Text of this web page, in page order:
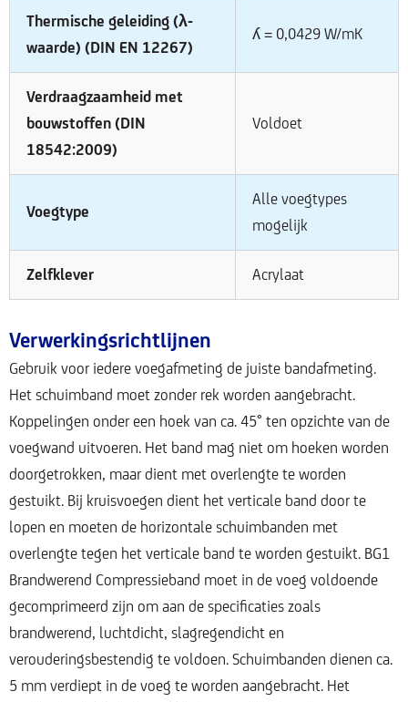
Thermische geleiding (λ-
waarde) (DIN EN 12267)
ʎ = 0,0429 W/mK
Verdraagzaamheid met
bouwstoffen (DIN
18542:2009)
Voldoet
Voegtype
Alle voegtypes
mogelijk
Zelfklever Acrylaat
Verwerkingsrichtlijnen
Gebruik voor iedere voegafmeting de juiste bandafmeting.
Het schuimband moet zonder rek worden aangebracht.
Koppelingen onder een hoek van ca. 45° ten opzichte van de
voegwand uitvoeren. Het band mag niet om hoeken worden
doorgetrokken, maar dient met overlengte te worden
gestuikt. Bij kruisvoegen dient het verticale band door te
lopen en moeten de horizontale schuimbanden met
overlengte tegen het verticale band te worden gestuikt. BG1
Brandwerend Compressieband moet in de voeg voldoende
gecomprimeerd zijn om aan de specificaties zoals
brandwerend, luchtdicht, slagregendicht en
verouderingsbestendig te voldoen. Schuimbanden dienen ca.
5 mm verdiept in de voeg te worden aangebracht. Het